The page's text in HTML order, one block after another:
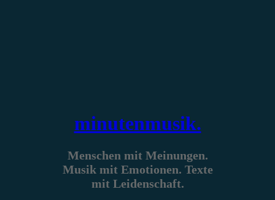
minutenmusik.
Menschen mit Meinungen.
Musik mit Emotionen. Texte
mit Leidenschaft.